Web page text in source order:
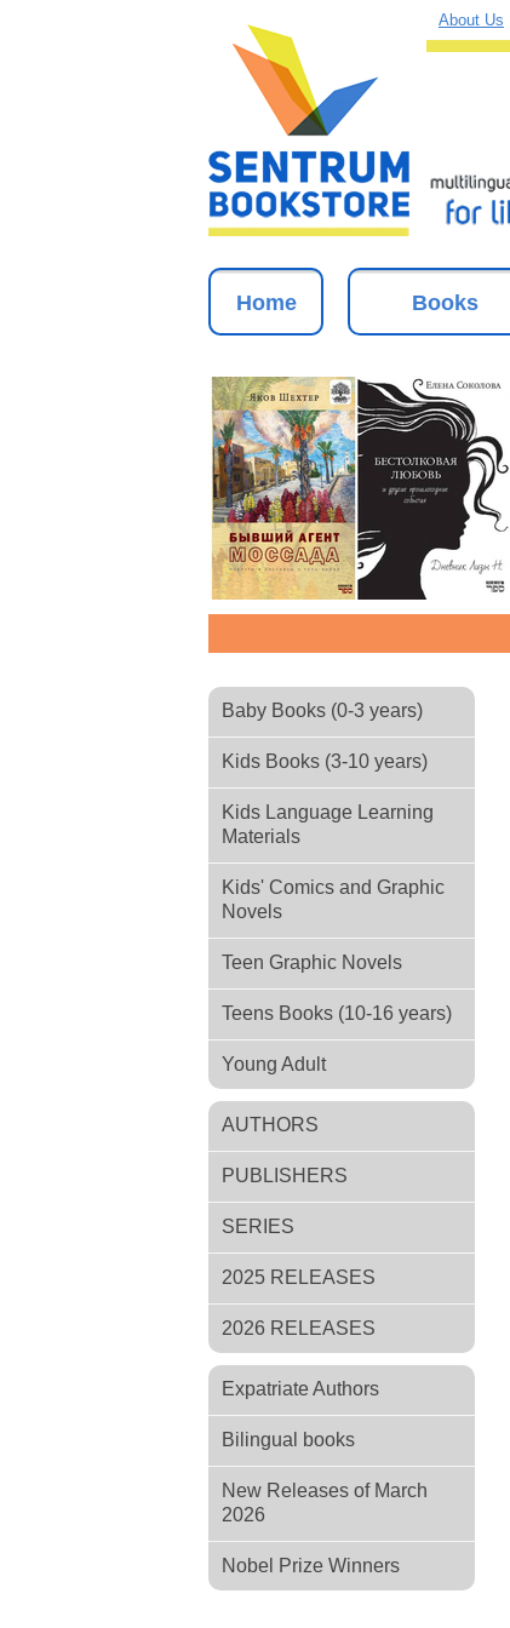
About Us
Home Books
Baby Books (0-3 years)
Kids Books (3-10 years)
Kids Language Learning
Materials
Kids' Comics and Graphic
Novels
Teen Graphic Novels
Teens Books (10-16 years)
Young Adult
AUTHORS
PUBLISHERS
SERIES
2025 RELEASES
2026 RELEASES
Expatriate Authors
Bilingual books
New Releases of March
2026
Nobel Prize Winners